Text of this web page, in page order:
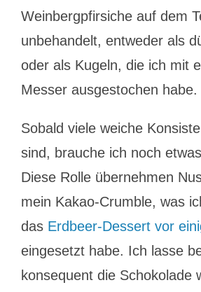
Weinbergpfirsiche auf dem
unbehandelt, entweder als
oder als Kugeln, die ich mit
Messer ausgestochen habe.
Sobald viele weiche
sind, brauche ich noch
Diese Rolle übernehmen
mein Kakao-Crumble, was
das Erdbeer-Dessert vor
eingesetzt habe. Ich lasse
konsequent die Schokolade